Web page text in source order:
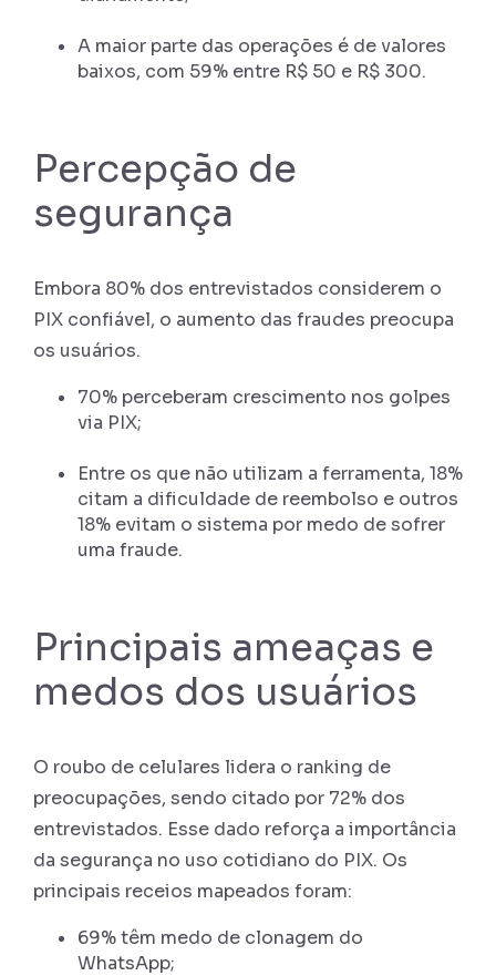
A maior parte das operações é de valores
baixos, com 59% entre R$ 50 e R$ 300.
Percepção de
segurança
Embora 80% dos entrevistados considerem o
PIX confiável, o aumento das fraudes preocupa
os usuários.
70% perceberam crescimento nos golpes
via PIX;
Entre os que não utilizam a ferramenta, 18%
citam a dificuldade de reembolso e outros
18% evitam o sistema por medo de sofrer
uma fraude.
Principais ameaças e
medos dos usuários
O roubo de celulares lidera o ranking de
preocupações, sendo citado por 72% dos
entrevistados. Esse dado reforça a importância
da segurança no uso cotidiano do PIX. Os
principais receios mapeados foram:
69% têm medo de clonagem do
WhatsApp;